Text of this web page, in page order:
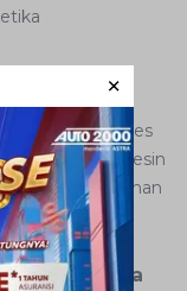
presisi, proses
membantu mesin
bahan
Performa